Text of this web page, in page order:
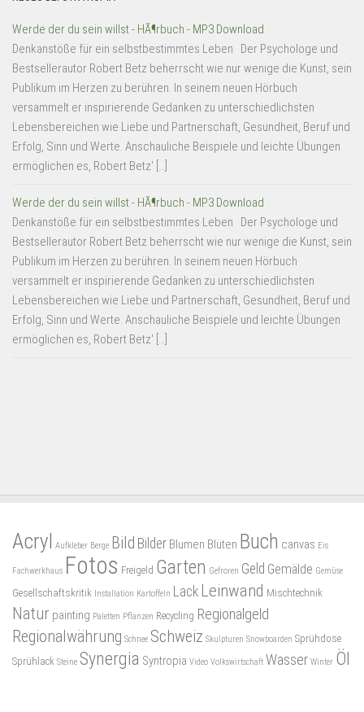
Werde der du sein willst - HÃ¶rbuch - MP3 Download
Denkanstöße für ein selbstbestimmtes Leben Der Psychologe und
Bestsellerautor Robert Betz beherrscht wie nur wenige die Kunst, sein
Publikum im Herzen zu berühren. In seinem neuen Hörbuch
versammelt er inspirierende Gedanken zu unterschiedlichsten
Lebensbereichen wie Liebe und Partnerschaft, Gesundheit, Beruf und
Erfolg, Sinn und Werte. Anschauliche Beispiele und leichte Übungen
ermöglichen es, Robert Betz' […]
Werde der du sein willst - HÃ¶rbuch - MP3 Download
Denkanstöße für ein selbstbestimmtes Leben Der Psychologe und
Bestsellerautor Robert Betz beherrscht wie nur wenige die Kunst, sein
Publikum im Herzen zu berühren. In seinem neuen Hörbuch
versammelt er inspirierende Gedanken zu unterschiedlichsten
Lebensbereichen wie Liebe und Partnerschaft, Gesundheit, Beruf und
Erfolg, Sinn und Werte. Anschauliche Beispiele und leichte Übungen
ermöglichen es, Robert Betz' […]
Acryl Aufkleber Berge Bild Bilder Blumen Blüten Buch canvas Eis
Fachwerkhaus Fotos Freigeld Garten Gefroren Geld Gemälde Gemüse
Gesellschaftskritik Installation Kartoffeln Lack Leinwand Mischtechnik
Natur painting Paletten Pflanzen Recycling Regionalgeld
Regionalwährung Schnee Schweiz Skulpturen Snowboarden Sprühdose
Sprühlack Steine Synergia Syntropia Video Volkswirtschaft Wasser Winter Öl